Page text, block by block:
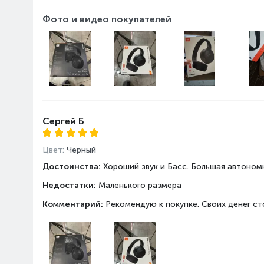
Многоточечное соединение
Позволяет легко переключаться с одного
Bluetooth-устройства на другое. Вы можете
просто переключиться с видео на планшете
звонок на мобильном телефоне, так что вы
активируйте голосового помощника вашего
устройства, нажав многофункциональную
Тип конструкции
Фото и видео покупателей
Сергей Б
Цвет: Черный
Достоинства: Хороший звук и Басс. Большая
Недостатки: Маленького размера
Комментарий: Рекомендую к покупке. Своих денег